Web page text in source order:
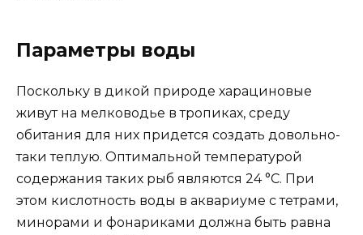
Параметры воды
Поскольку в дикой природе харациновые
живут на мелководье в тропиках, среду
обитания для них придется создать довольно-
таки теплую. Оптимальной температурой
содержания таких рыб являются 24 °С. При
этом кислотность воды в аквариуме с тетрами,
минорами и фонариками должна быть равна